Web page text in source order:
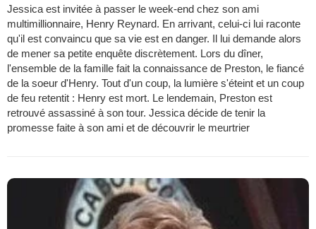
Jessica est invitée à passer le week-end chez son ami
multimillionnaire, Henry Reynard. En arrivant, celui-ci lui raconte
qu'il est convaincu que sa vie est en danger. Il lui demande alors
de mener sa petite enquête discrètement. Lors du dîner,
l'ensemble de la famille fait la connaissance de Preston, le fiancé
de la soeur d'Henry. Tout d'un coup, la lumière s'éteint et un coup
de feu retentit : Henry est mort. Le lendemain, Preston est
retrouvé assassiné à son tour. Jessica décide de tenir la
promesse faite à son ami et de découvrir le meurtrier